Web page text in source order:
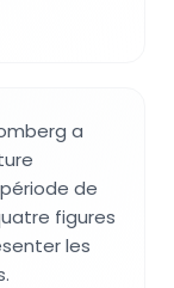
a
de
figures
les